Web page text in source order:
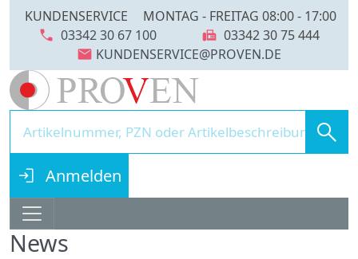
KUNDENSERVICE MONTAG - FREITAG 08:00 - 17:00
call 03342 30 67 100 fax 03342 30 75 444
mail
search
login Anmelden
News